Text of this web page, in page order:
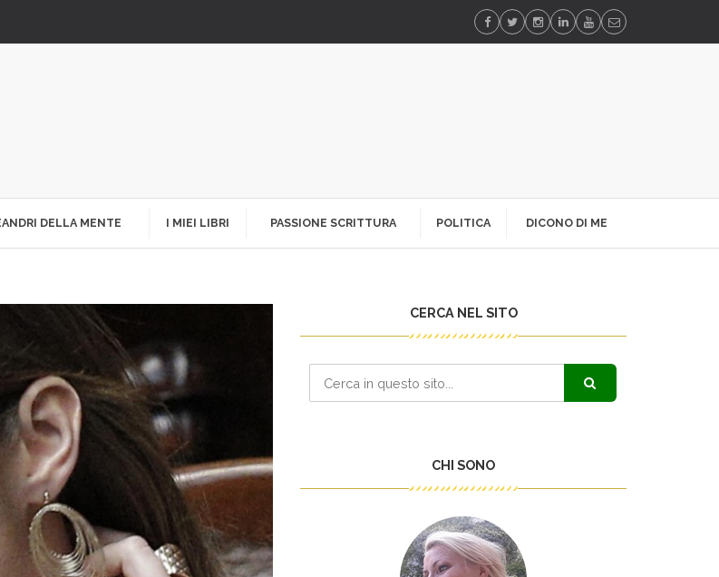
DELLA MENTE I MIEI LIBRI PASSIONE SCRITTURA POLITICA DICONO DI ME
CERCA NEL SITO
CHI SONO